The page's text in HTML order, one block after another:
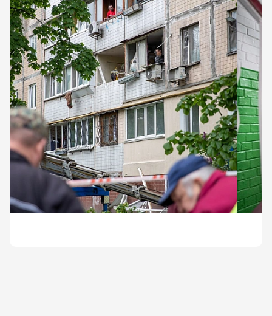
👩‍🚒Окрім фахівців ДСНС, до робіт були залучені й 16
працівників комунальної аварійно-рятувальної
служби (КАРС) \"Київська служба порятунку\".